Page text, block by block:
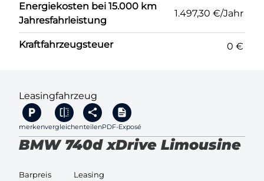
Energiekosten bei 15.000 km
Jahresfahrleistung
1.497,30 €/Jahr
Kraftfahrzeugsteuer 0 €
Leasingfahrzeug
merkenvergleichenteilenPDF-Exposé
BMW 740d xDrive Limousine
Barpreis Leasing